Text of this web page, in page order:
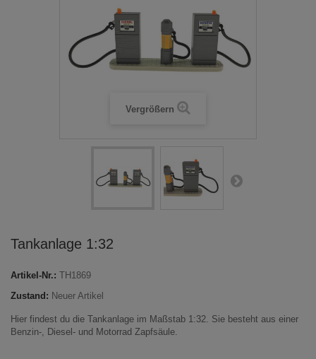
Vergrößern
Tankanlage 1:32
Artikel-Nr.: TH1869
Zustand: Neuer Artikel
Hier findest du die Tankanlage im Maßstab 1:32. Sie besteht aus einer
Benzin-, Diesel- und Motorrad Zapfsäule.